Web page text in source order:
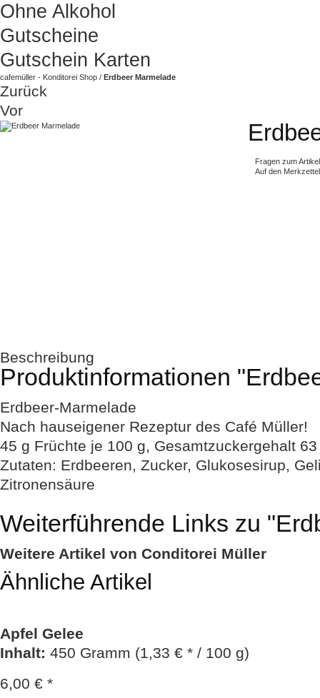
Ohne Alkohol
Gutscheine
Gutschein Karten
cafemüller - Konditorei Shop / Erdbeer Marmelade
Zurück
Vor
Fragen zum
Auf den Merkzettel
Beschreibung
Produktinformationen
Erdbeer-Marmelade
Nach hauseigener Rezeptur des Café Müller!
45 g Früchte je 100 g, Gesamtzuckergehalt
Zutaten: Erdbeeren, Zucker, Glukosesirup,
Zitronensäure
Weiterführende Links zu
Weitere Artikel von Conditorei Müller
Ähnliche Artikel
Apfel Gelee
Inhalt: 450 Gramm (1,33 € * / 100 g)
6,00 € *